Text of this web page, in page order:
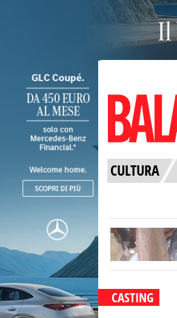
CULTURA
CASTING